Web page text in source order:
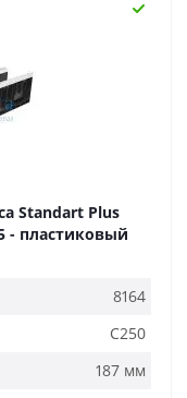
Standart Plus
- пластиковый
8164
C250
187 мм